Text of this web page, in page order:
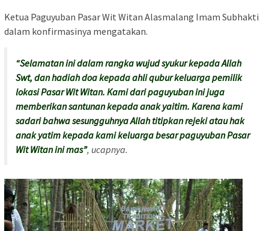
Ketua Paguyuban Pasar Wit Witan Alasmalang Imam Subhakti
dalam konfirmasinya mengatakan.
“Selamatan ini dalam rangka wujud syukur kepada Allah
Swt, dan hadiah doa kepada ahli qubur keluarga pemilik
lokasi Pasar Wit Witan. Kami dari paguyuban ini juga
memberikan santunan kepada anak yaitim. Karena kami
sadari bahwa sesungguhnya Allah titipkan rejeki atau hak
anak yatim kepada kami keluarga besar paguyuban Pasar
Wit Witan ini mas”, ucapnya.